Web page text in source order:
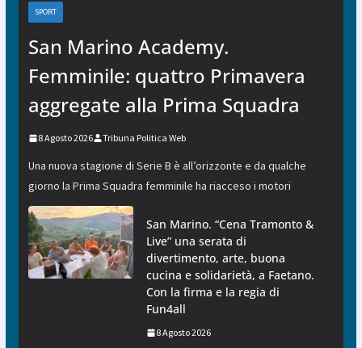
SPORT
San Marino Academy.
Femminile: quattro Primavera
aggregate alla Prima Squadra
8 Agosto 2026 Tribuna Politica Web
Una nuova stagione di Serie B è all’orizzonte e da qualche
giorno la Prima Squadra femminile ha riacceso i motori
San Marino. “Cena Tramonto &
Live” una serata di
divertimento, arte, buona
cucina e solidarietà, a Faetano.
Con la firma e la regia di
Fun4all
8 Agosto 2026